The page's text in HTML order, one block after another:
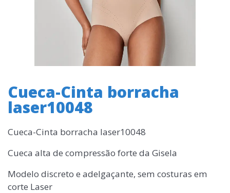
Cueca-Cinta borracha
laser10048
Cueca-Cinta borracha laser10048
Cueca alta de compressão forte da Gisela
Modelo discreto e adelgaçante, sem costuras em
corte Laser